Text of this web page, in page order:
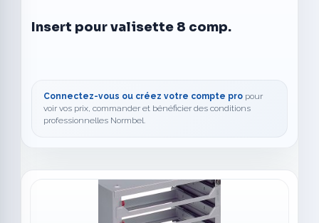
Insert pour valisette 8 comp.
Connectez-vous ou créez votre compte pro pour
voir vos prix, commander et bénéficier des conditions
professionnelles Normbel.